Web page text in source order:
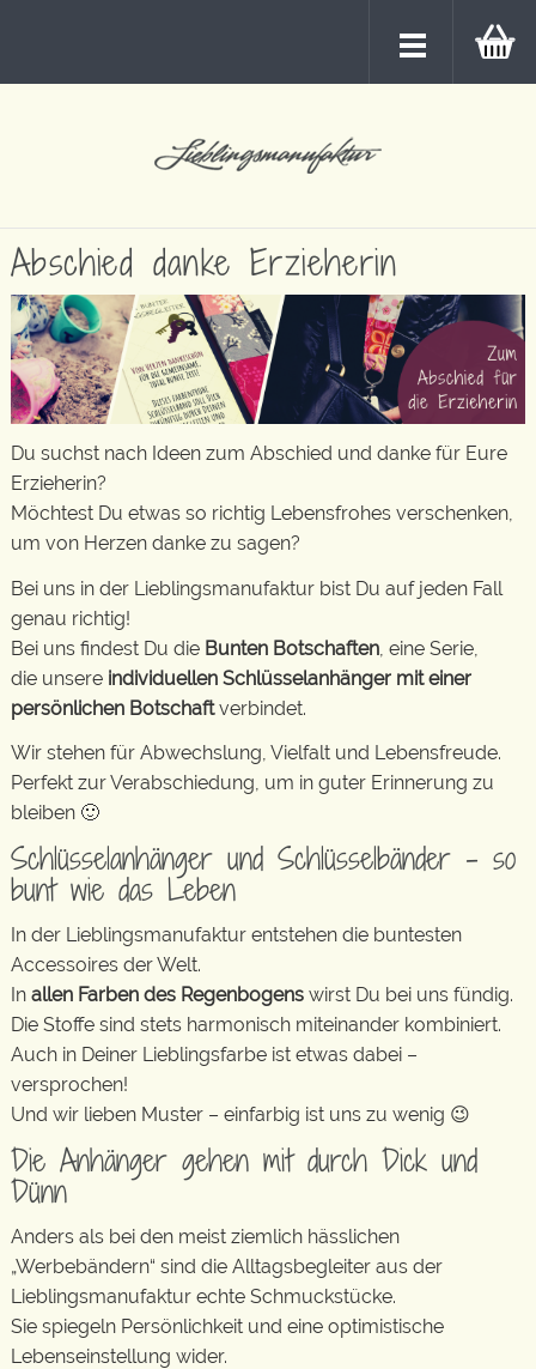
Abschied danke Erzieherin
Du suchst nach Ideen zum Abschied und danke für Eure
Erzieherin?
Möchtest Du etwas so richtig Lebensfrohes verschenken,
um von Herzen danke zu sagen?
Bei uns in der Lieblingsmanufaktur bist Du auf jeden Fall
genau richtig!
Bei uns findest Du die Bunten Botschaften , eine Serie,
die unsere individuellen Schlüsselanhänger mit einer
persönlichen Botschaftverbindet.
Wir stehen für Abwechslung, Vielfalt und Lebensfreude.
Perfekt zur Verabschiedung, um in guter Erinnerung zu
bleiben 🙂
Schlüsselanhänger und Schlüsselbänder – so
bunt wie das Leben
In der Lieblingsmanufaktur entstehen die buntesten
Accessoires der Welt.
In allen Farben des Regenbogens wirst Du bei uns fündig.
Die Stoffe sind stets harmonisch miteinander kombiniert.
Auch in Deiner Lieblingsfarbe ist etwas dabei –
versprochen!
Und wir lieben Muster – einfarbig ist uns zu wenig 😉
Die Anhänger gehen mit durch Dick und
Dünn
Anders als bei den meist ziemlich hässlichen
„Werbebändern“ sind die Alltagsbegleiter aus der
Lieblingsmanufaktur echte Schmuckstücke.
Sie spiegeln Persönlichkeit und eine optimistische
Lebenseinstellung wider.